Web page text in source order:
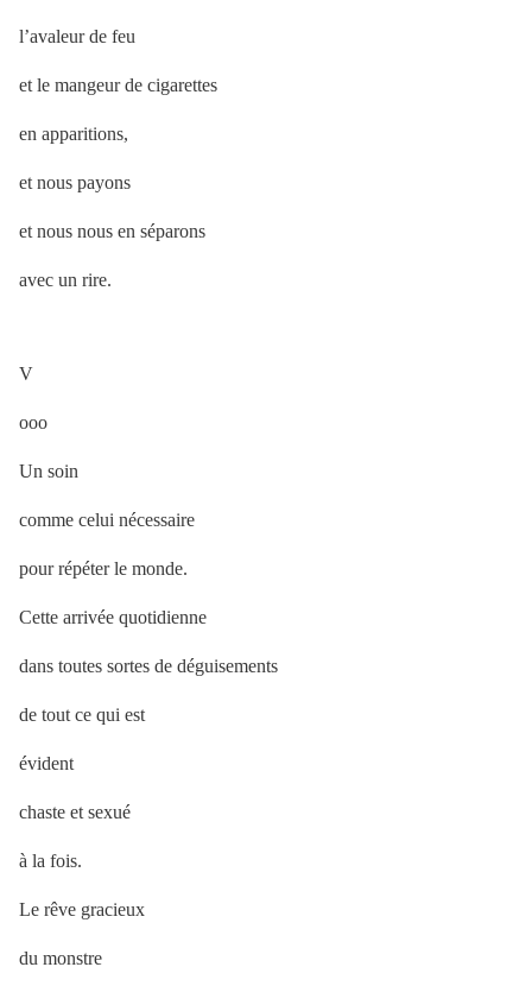
l’avaleur de feu
et le mangeur de cigarettes
en apparitions,
et nous payons
et nous nous en séparons
avec un rire.
V
ooo
Un soin
comme celui nécessaire
pour répéter le monde.
Cette arrivée quotidienne
dans toutes sortes de déguisements
de tout ce qui est
évident
chaste et sexué
à la fois.
Le rêve gracieux
du monstre